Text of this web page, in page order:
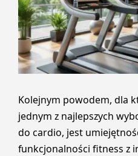
Kolejnym powodem, dla
jednym z najlepszych
do cardio, jest
funkcjonalności fitness z